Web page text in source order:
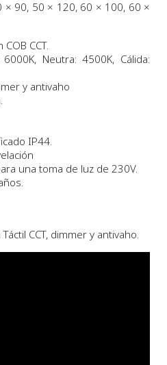
× 90, 50 × 120, 60 × 100, 60 ×
CCT.
Neutra: 4500K, Cálida:
y antivaho
IP44.
una toma de luz de 230V.
CCT, dimmer y antivaho.